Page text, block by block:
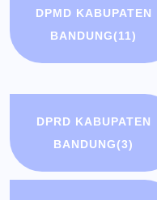
DPMD KABUPATEN
BANDUNG(11)
DPRD KABUPATEN
BANDUNG(3)